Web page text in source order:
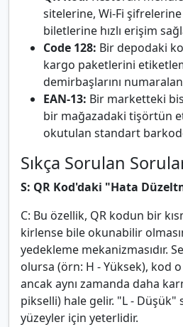
sitelerine, Wi-Fi
biletlerine hızlı erişim
Code 128: Bir depodaki
kargo paketlerini
demirbaşlarını
EAN-13: Bir marketteki
bir mağazadaki tişörtün
okutulan standart
Sıkça Sorulan
S: QR Kod'daki "Hata
C: Bu özellik, QR kodun bir
kirlense bile okunabilir
yedekleme mekanizmasıdır.
olursa (örn: H - Yüksek), kod
ancak aynı zamanda daha
pikselli) hale gelir. "L - Düşük"
yüzeyler için yeterlidir.